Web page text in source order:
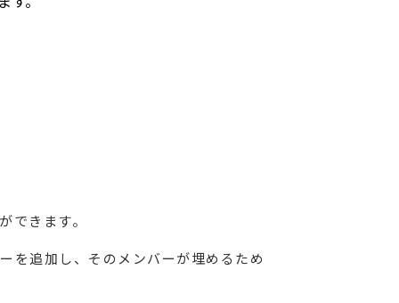
できます。
を追加し、そのメンバーが埋めるため